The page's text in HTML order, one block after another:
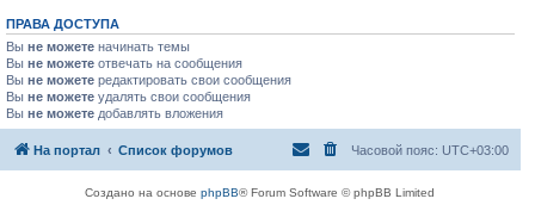
ПРАВА ДОСТУПА
Вы не можете начинать темы
Вы не можете отвечать на сообщения
Вы не можете редактировать свои сообщения
Вы не можете удалять свои сообщения
Вы не можете добавлять вложения
На портал Список форумов Часовой пояс: UTC+03:00
Создано на основеphpBB® Forum Software © phpBB Limited